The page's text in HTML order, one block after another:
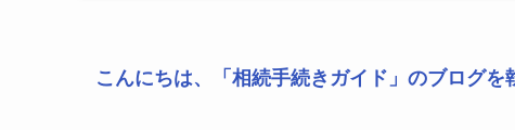
こんにちは、「相続手続きガイド」のブログを